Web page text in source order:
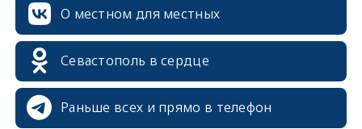
О местном для местных
Севастополь в сердце
Раньше всех и прямо в телефон